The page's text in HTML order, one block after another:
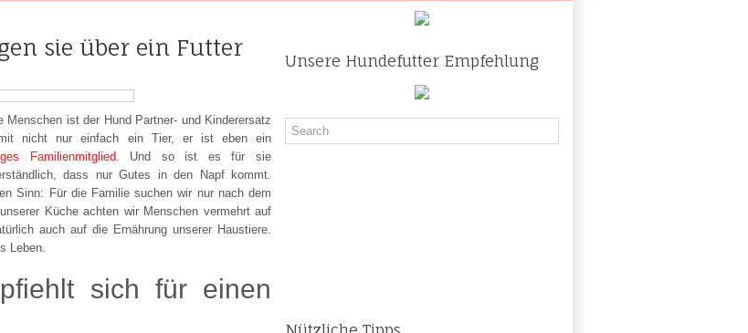
sie über ein Futter
Menschen ist der Hund Partner- und Kinderersatz
nicht nur einfach ein Tier, er ist eben ein
Familienmitglied. Und so ist es für sie
dass nur Gutes in den Napf kommt.
Sinn: Für die Familie suchen wir nur nach dem
Küche achten wir Menschen vermehrt auf
auch auf die Ernährung unserer Haustiere.
Leben.
sich für einen
Unsere Hundefutter Empfehlung